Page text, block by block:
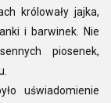
królowały jajka,
i barwinek. Nie
piosenek,
uświadomienie